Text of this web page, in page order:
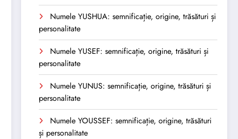
Numele YUSHUA: semnificație, origine, trăsături și
personalitate
Numele YUSEF: semnificație, origine, trăsături și
personalitate
Numele YUNUS: semnificație, origine, trăsături și
personalitate
Numele YOUSSEF: semnificație, origine, trăsături
și personalitate